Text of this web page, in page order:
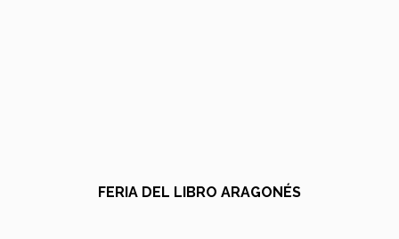
FERIA DEL LIBRO ARAGONÉS